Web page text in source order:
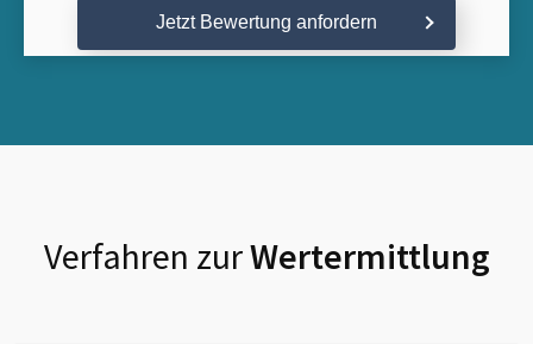
Jetzt Bewertung anfordern
Verfahren zurWertermittlung